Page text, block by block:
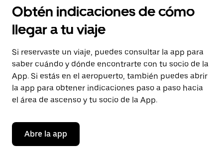
Obtén indicaciones de cómo
llegar a tu viaje
Si reservaste un viaje, puedes consultar la app para
saber cuándo y dónde encontrarte con tu socio de la
App. Si estás en el aeropuerto, también puedes abrir
la app para obtener indicaciones paso a paso hacia
el área de ascenso y tu socio de la App.
Abre la app